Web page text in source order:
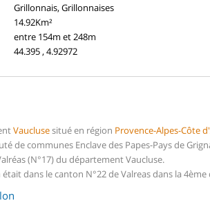
Grillonnais, Grillonnaises
14.92Km²
entre 154m et 248m
44.395 , 4.92972
Vauclusesitué en région Provence-Alpes-Côte
de communes Enclave des Papes-Pays de
(N°17) du département Vaucluse.
dans le canton N°22 de Valreas dans la